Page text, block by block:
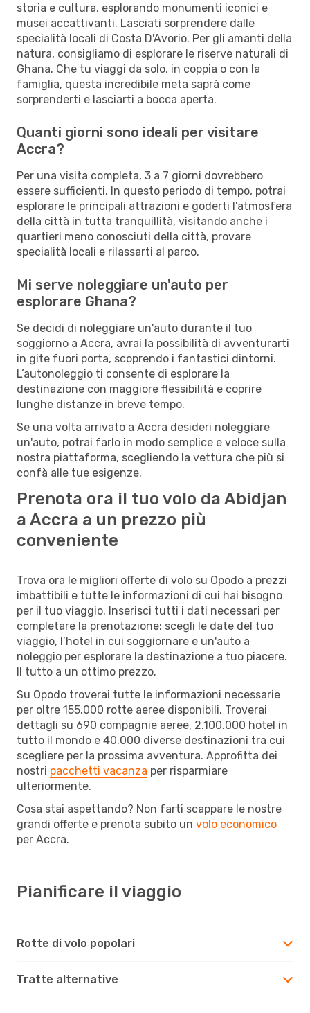
storia e cultura, esplorando monumenti iconici e
musei accattivanti. Lasciati sorprendere dalle
specialità locali di Costa D'Avorio. Per gli amanti della
natura, consigliamo di esplorare le riserve naturali di
Ghana. Che tu viaggi da solo, in coppia o con la
famiglia, questa incredibile meta saprà come
sorprenderti e lasciarti a bocca aperta.
Quanti giorni sono ideali per visitare
Accra?
Per una visita completa, 3 a 7 giorni dovrebbero
essere sufficienti. In questo periodo di tempo, potrai
esplorare le principali attrazioni e goderti l'atmosfera
della città in tutta tranquillità, visitando anche i
quartieri meno conosciuti della città, provare
specialità locali e rilassarti al parco.
Mi serve noleggiare un'auto per
esplorare Ghana?
Se decidi di noleggiare un'auto durante il tuo
soggiorno a Accra, avrai la possibilità di avventurarti
in gite fuori porta, scoprendo i fantastici dintorni.
L’autonoleggio ti consente di esplorare la
destinazione con maggiore flessibilità e coprire
lunghe distanze in breve tempo.
Se una volta arrivato a Accra desideri noleggiare
un'auto, potrai farlo in modo semplice e veloce sulla
nostra piattaforma, scegliendo la vettura che più si
confà alle tue esigenze.
Prenota ora il tuo volo da Abidjan
a Accra a un prezzo più
conveniente
Trova ora le migliori offerte di volo su Opodo a prezzi
imbattibili e tutte le informazioni di cui hai bisogno
per il tuo viaggio. Inserisci tutti i dati necessari per
completare la prenotazione: scegli le date del tuo
viaggio, l’hotel in cui soggiornare e un'auto a
noleggio per esplorare la destinazione a tuo piacere.
Il tutto a un ottimo prezzo.
Su Opodo troverai tutte le informazioni necessarie
per oltre 155.000 rotte aeree disponibili. Troverai
dettagli su 690 compagnie aeree, 2.100.000 hotel in
tutto il mondo e 40.000 diverse destinazioni tra cui
scegliere per la prossima avventura. Approfitta dei
nostri pacchetti vacanza per risparmiare
ulteriormente.
Cosa stai aspettando? Non farti scappare le nostre
grandi offerte e prenota subito un volo economico
per Accra.
Pianificare il viaggio
Rotte di volo popolari
Tratte alternative